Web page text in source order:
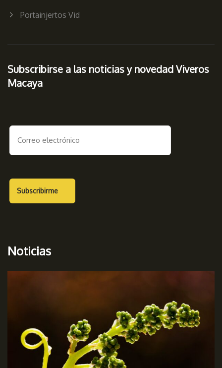
Portainjertos Vid
Subscribirse a las noticias y novedad Viveros
Macaya
Noticias